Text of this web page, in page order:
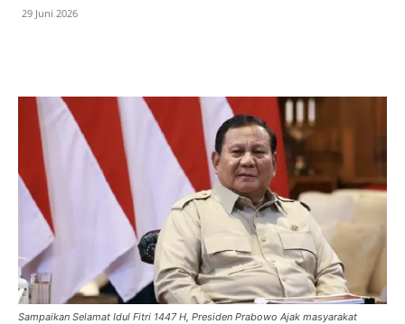
29 Juni 2026
Sampaikan Selamat Idul Fitri 1447 H, Presiden Prabowo Ajak masyarakat